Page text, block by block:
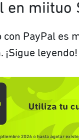
en miituo
PayPal es
leyendo!